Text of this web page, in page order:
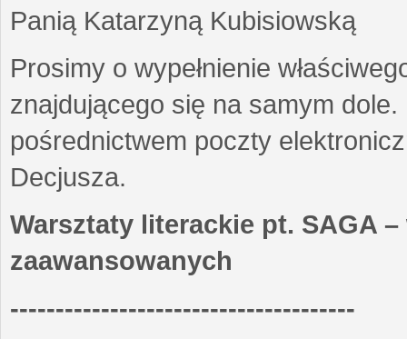
Panią Katarzyną Kubisiowską
Prosimy o wypełnienie
znajdującego się na samym
pośrednictwem poczty
Decjusza.
Warsztaty literackie pt. SAGA
zaawansowanych
--------------------------------------